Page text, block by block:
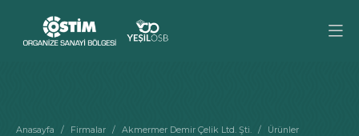
Anasayfa Firmalar Akmermer Demir Çelik Ltd. Şti.
Ürünler